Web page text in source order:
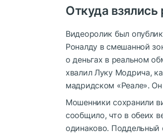
Откуда
Видеоролик был
Роналду в смешанной
о деньгах в реальном
хвалил Луку Модрича,
мадридском «Реале».
Мошенники сохранили
сообщило, что в обеих
одинаково. Поддельный